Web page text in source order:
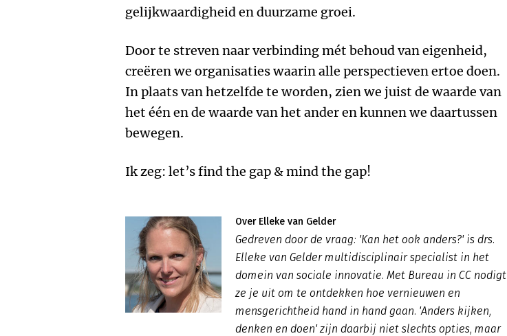
gelijkwaardigheid en duurzame groei.
Door te streven naar verbinding mét behoud van eigenheid,
creëren we organisaties waarin alle perspectieven ertoe doen.
In plaats van hetzelfde te worden, zien we juist de waarde van
het één en de waarde van het ander en kunnen we daartussen
bewegen.
Ik zeg: let’s find the gap & mind the gap!
Over Elleke van Gelder
Gedreven door de vraag: 'Kan het ook anders?' is drs.
Elleke van Gelder multidisciplinair specialist in het
domein van sociale innovatie. Met Bureau in CC nodigt
ze je uit om te ontdekken hoe vernieuwen en
mensgerichtheid hand in hand gaan. 'Anders kijken,
denken en doen' zijn daarbij niet slechts opties, maar